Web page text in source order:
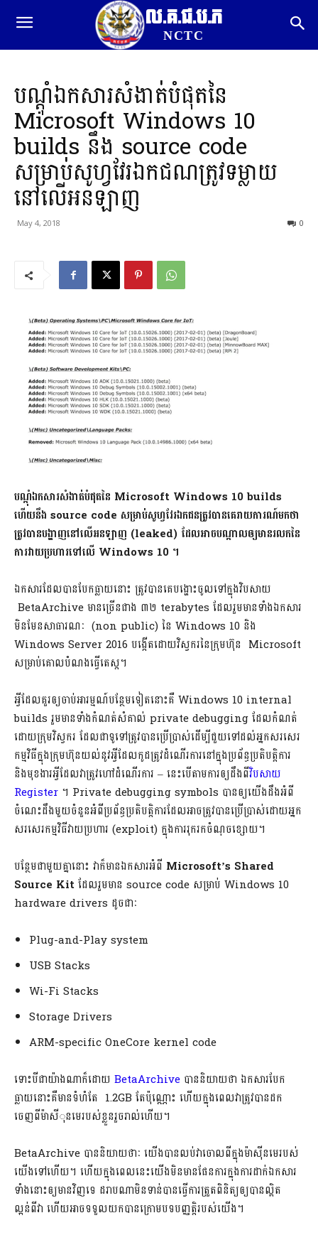
ល.គ.ជ.ប.ភ
NCTC
បណ្តុំឯកសារសំងាត់បំផុតនៃ
Microsoft Windows 10
builds​ នឹង source code
សម្រាប់សូហ្វវែរឯកជណត្រូវទម្លាយ
នៅលើអនឡាញ
May 4, 2018 0
បណ្តុំឯកសារសំងាត់បំផុតនៃ Microsoft Windows 10 builds​
ហើយនឹង source code សម្រាប់សូហ្វវែរឯកជនត្រូវបានគេរាយការណ៍មកថា
ត្រូវបានបង្ហាញនៅលើអនឡាញ​ (leaked) ដែលអាចបណ្តាលឲ្យមានរលកនៃ
ការវាយប្រហារទៅលើ Windows 10​ ។​
ឯកសារដែលបានបែកធ្លាយនោះ ត្រូវបានគេបង្ហោះចូលទៅក្នុងវិបសាយ​
BetaArchive មានច្រើនជាង ៣២ terabytes ដែលរួមមានទាំងឯកសារ
មិនមែនសាធារណៈ (non public) នៃ​ Windows 10 និង​
Windows Server 2016 បង្កើតដោយវិស្វករនៃក្រុមហ៊ុន Microsoft
សម្រាប់គោលបំណងធ្វើតេស្ត។
អ្វីដែលគួរឲ្យចាប់អារម្មណ៍បន្ថែមទៀតនោះគឺ Windows 10 internal
builds រួមមានទាំងកំណត់សំគាល់ private debugging ដែលកំណត់
ដោយក្រុមវិស្វករ ដែលជាទូទៅត្រូវបានប្រើប្រាស់ដើម្បីជួយទៅដល់អ្នកសរសេរ
កម្មវិធីក្នុងក្រុមហ៊ុនយល់នូវអ្វីដែលកូដត្រូវដំណើរការនៅក្នុងប្រព័ន្ធប្រតិបត្តិការ
និងមុខងារអ្វីដែលវាត្រូវហៅដំណើរការ​ – នេះបើតាមការឲ្យដឹងពីវិបសាយ
Register ។ Private debugging symbols​ បានឲ្យយើងដឹងអំពី
ចំណេះដឹងមួយចំនួនអំពីប្រព័ន្ធប្រតិបត្តិការដែលអាចត្រូវបានប្រើប្រាស់ដោយអ្នក
សរសេរកម្មវិធីវាយប្រហារ​ (exploit) ក្នុងការរុករកចំណុចខ្សោយ។
បន្ថែមជាមួយគ្នានោះ វាក៏មានឯកសារអំពី Microsoft’s Shared
Source Kitដែលរួមមាន source code សម្រាប់ Windows 10
hardware drivers ដូចជាៈ
Plug-and-Play system
USB Stacks
Wi-Fi Stacks
Storage Drivers
ARM-specific OneCore kernel code
ទោះបីជាយ៉ាងណាក៏ដោយ BetaArchive ​ បាននិយាយថា ឯកសារបែក
ធ្លាយនោះគឺមានទំហំតែ 1.2GB តែប៉ុណ្ណោះ ហើយក្នុងពេលវាត្រូវបានដក
ចេញពីម៉ាសីុនមេរបស់ខ្លួនរួចរាល់ហើយ។
BetaArchive បាននិយាយថាៈ យើងបានលប់វាចោលពីក្នុងម៉ាស៊ីនមេរបស់
យើងទៅហើយ។ ហើយក្នុងពេលនេះយើងមិនមានផែនការក្នុងការដាក់ឯកសារ
ទាំងនោះឲ្យមានវិញទេ ដរាបណាមិនទាន់បានធ្វើការត្រួតពិនិត្យឲ្យបានល្អិត
ល្អន់ពីវា ហើយអាចទទួលយកបានក្រោមបទបញ្ញត្តិរបស់យើង។